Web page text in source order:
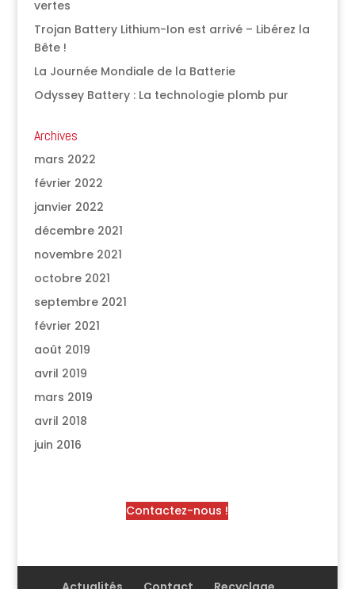
vertes
Trojan Battery Lithium-Ion est arrivé – Libérez la
Bête !
La Journée Mondiale de la Batterie
Odyssey Battery : La technologie plomb pur
Archives
mars 2022
février 2022
janvier 2022
décembre 2021
novembre 2021
octobre 2021
septembre 2021
février 2021
août 2019
avril 2019
mars 2019
avril 2018
juin 2016
Contactez-nous !